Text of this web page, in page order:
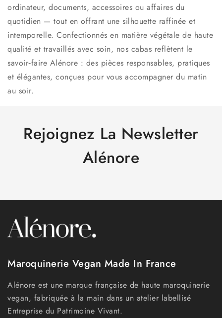
ordinateur, documents, accessoires ou affaires du
quotidien — tout en offrant une silhouette raffinée et
intemporelle. Confectionnés en matière végétale de haute
qualité et travaillés avec soin, nos cabas reflètent le
savoir‑faire Alénore : des pièces responsables, pratiques
et élégantes, conçues pour vous accompagner du matin
au soir.
Rejoignez La Newsletter
Alénore
Maroquinerie Vegan Made In France
Alénore est une marque française de haute maroquinerie
vegan, fabriquée à la main dans un atelier labellisé
Entreprise du Patrimoine Vivant.